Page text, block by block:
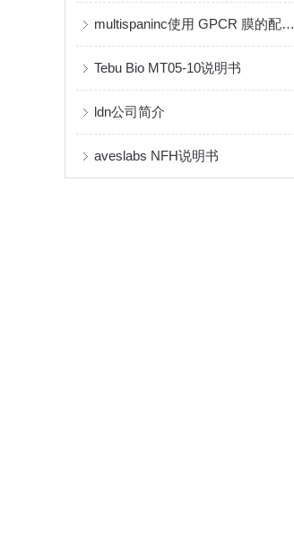
multispaninc使用 GPCR 膜的配体结合测定使用方法
Tebu Bio MT05-10说明书
ldn公司简介
aveslabs NFH说明书